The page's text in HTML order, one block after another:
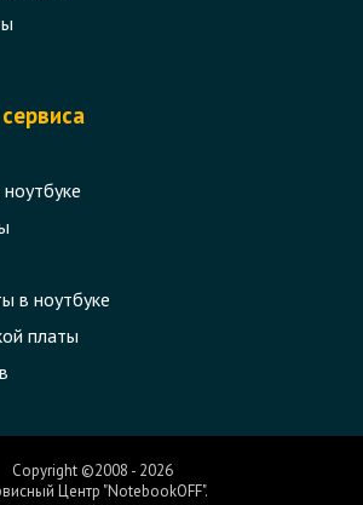
плата для ноутбука Acer
5750ZG, 5755G (P5WE0
в ноутбуке
платы
Copyright ©2008 - 2026
Центр "NotebookOFF".